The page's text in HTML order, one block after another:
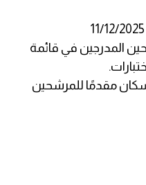
المدرجين في قائمة
مقدمًا للمرشحين